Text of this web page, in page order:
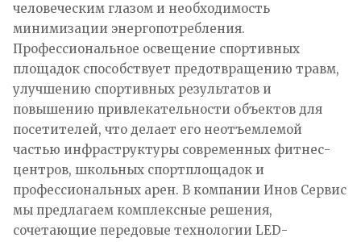
человеческим глазом и необходимость
минимизации энергопотребления.
Профессиональное освещение спортивных
площадок способствует предотвращению травм,
улучшению спортивных результатов и
повышению привлекательности объектов для
посетителей, что делает его неотъемлемой
частью инфраструктуры современных фитнес-
центров, школьных спортплощадок и
профессиональных арен. В компании Инов Сервис
мы предлагаем комплексные решения,
сочетающие передовые технологии LED-